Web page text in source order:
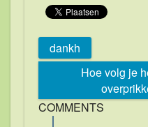
dankh
Hoe volg je
COMMENTS